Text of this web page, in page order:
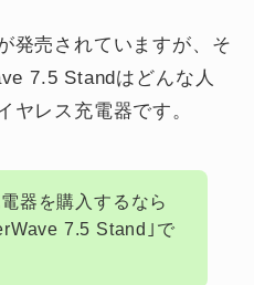
発売されていますが、そ
7.5 Standはどんな人
ヤレス充電器です。
器を購入するなら
7.5 Stand｣で